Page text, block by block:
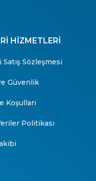
HİZMETLERİ
Sözleşmesi
Güvenlik
Koşullari
Politikası